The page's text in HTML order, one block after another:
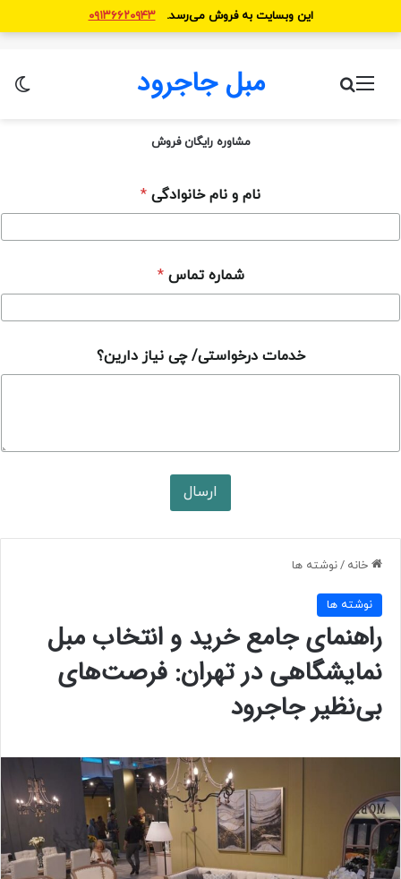
این وبسایت به فروش می‌رسد. ۰۹۱۳۶۶۲۰۹۴۳
مبل جاجرود منو
مشاوره رایگان فروش
نام و نام خانوادگی *
ا
ر
؟
د
ا
؟
خ
و
ا
شماره تماس*
خدمات درخواستی/ چی نیاز دارین؟
ارسال
خانه /نوشته ها
نوشته ها
راهنمای جامع خرید و انتخاب مبل
نمایشگاهی در تهران: فرصت‌های
بی‌نظیر جاجرود